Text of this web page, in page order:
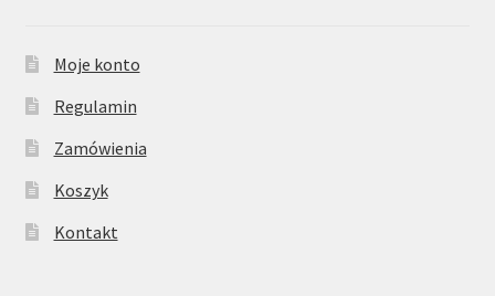
Moje konto
Regulamin
Zamówienia
Koszyk
Kontakt